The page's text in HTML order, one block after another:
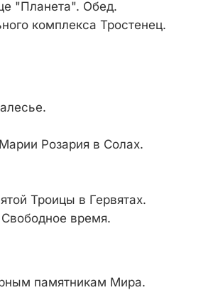
"Планета". Обед.
комплекса Тростенец.
Розария в Солах.
Троицы в Гервятах.
время.
памятникам Мира.